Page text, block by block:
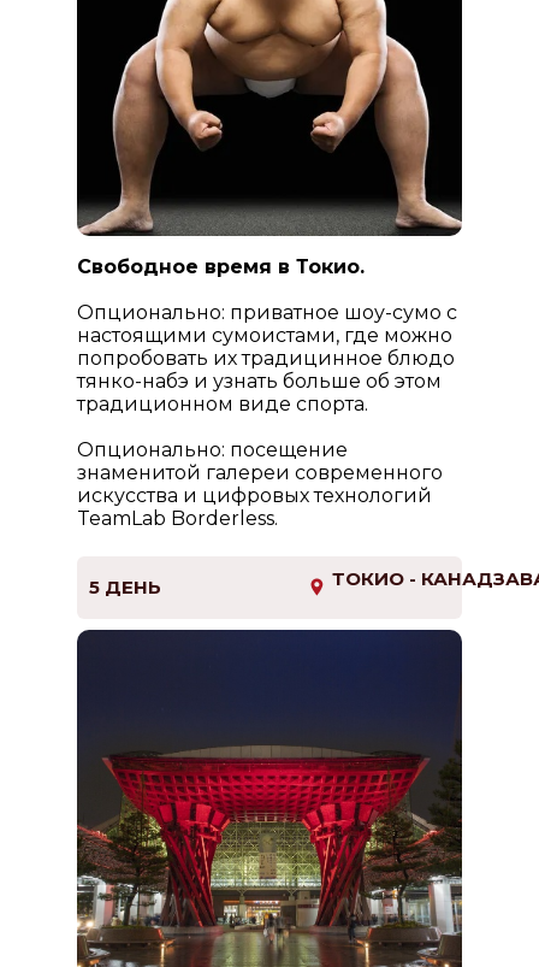
Свободное время в Токио.
Опционально: приватное шоу-сумо с
настоящими сумоистами, где можно
попробовать их традицинное блюдо
тянко-набэ и узнать больше об этом
традиционном виде спорта.
Опционально: посещение
знаменитой галереи современного
искусства и цифровых технологий
TeamLab Borderless.
5 ДЕНЬ ТОКИО -